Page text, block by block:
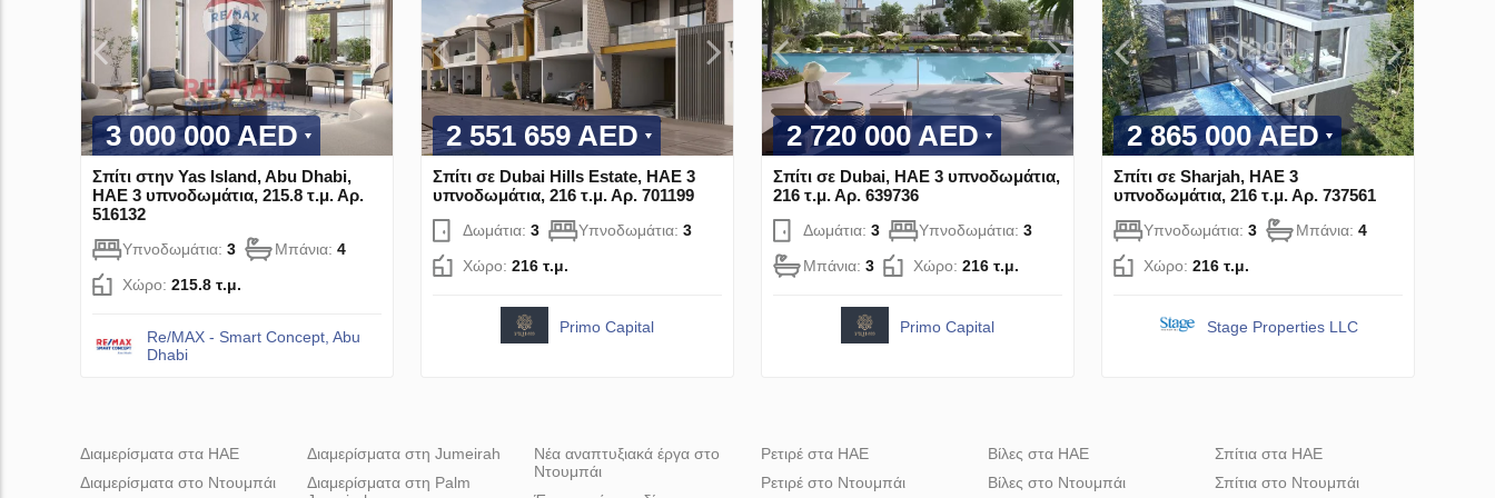
3 000 000 AED
Σπίτι στην Yas Island, Abu Dhabi,
ΗΑΕ 3 υπνοδωμάτια, 215.8 τ.μ. Αρ.
516132
Υπνοδωμάτια: 3 Μπάνια: 4
Χώρο: 215.8 τ.μ.
Re/MAX - Smart Concept, Abu
Dhabi
2 551 659 AED
Σπίτι σε Dubai Hills Estate, ΗΑΕ 3
υπνοδωμάτια, 216 τ.μ. Αρ. 701199
Δωμάτια: 3 Υπνοδωμάτια: 3
Χώρο: 216 τ.μ.
Primo Capital
2 720 000 AED
Σπίτι σε Dubai, ΗΑΕ 3 υπνοδωμάτια,
216 τ.μ. Αρ. 639736
Δωμάτια: 3 Υπνοδωμάτια: 3
Μπάνια: 3 Χώρο: 216 τ.μ.
Primo Capital
2 865 000 AED
Σπίτι σε Sharjah, ΗΑΕ 3
υπνοδωμάτια, 216 τ.μ. Αρ. 737561
Υπνοδωμάτια: 3 Μπάνια: 4
Χώρο: 216 τ.μ.
Stage Properties LLC
Διαμερίσματα στα ΗΑΕ
Διαμερίσματα στο Ντουμπάι
Διαμερίσματα στη Jumeirah
Διαμερίσματα στη Palm
Νέα αναπτυξιακά έργα στο
Ντουμπάι
Ρετιρέ στα ΗΑΕ
Ρετιρέ στο Ντουμπάι
Βίλες στα ΗΑΕ
Βίλες στο Ντουμπάι
Σπίτια στα ΗΑΕ
Σπίτια στο Ντουμπάι